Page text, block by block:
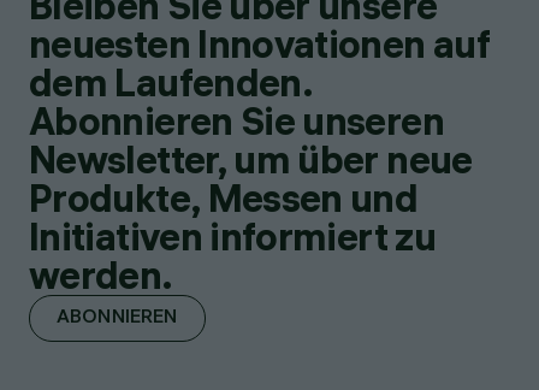
neuesten Innovationen auf
dem Laufenden.
Abonnieren Sie unseren
Newsletter, um über neue
Produkte, Messen und
Initiativen informiert zu
werden.
ABONNIEREN